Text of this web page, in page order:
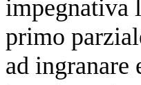
impegnativa
primo
ad ingranare